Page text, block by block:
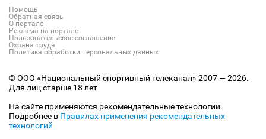
Помощь
Обратная связь
О портале
Реклама на портале
Пользовательское соглашение
Охрана труда
Политика обработки персональных данных
© ООО «Национальный спортивный телеканал» 2007 — 2026.
Для лиц старше 18 лет
На сайте применяются рекомендательные технологии.
Подробнее в Правилах применения рекомендательных
технологий